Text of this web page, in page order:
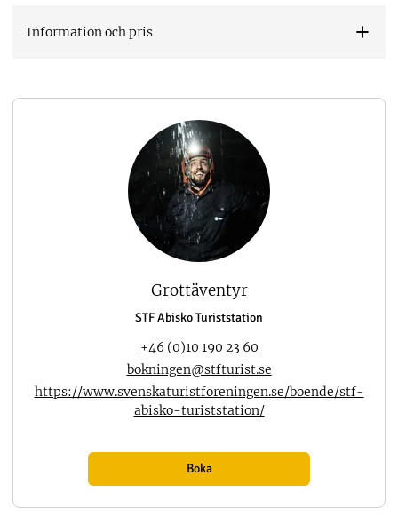
Grottäventyr
STF Abisko Turiststation
+46 (0)10 190 23 60
bokningen@stfturist.se
https://www.svenskaturistforeningen.se/boende/stf-
abisko-turiststation/
Boka
Information och pris